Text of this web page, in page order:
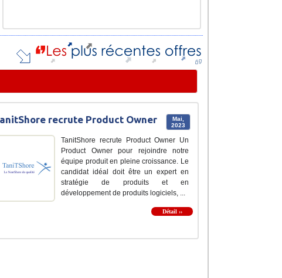
Mai,
2023
recrute Product Owner
TanitShore recrute Product Owner Un
Product Owner pour rejoindre notre
équipe produit en pleine croissance. Le
candidat idéal doit être un expert en
stratégie de produits et en
développement de produits logiciels, ...
Détail ››